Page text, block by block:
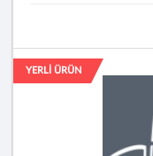
YERLİ ÜRÜN